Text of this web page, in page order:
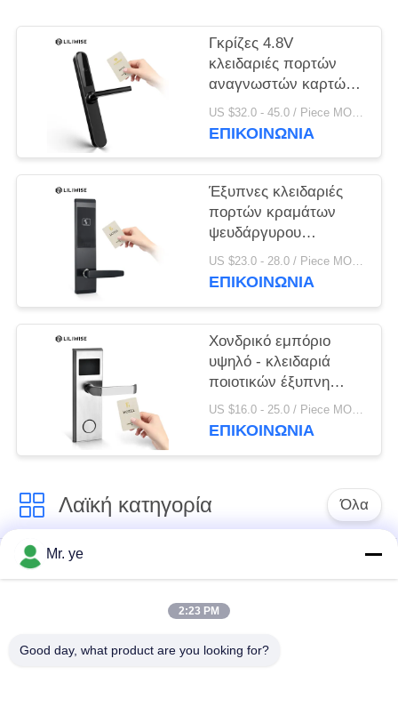
Γκρίζες 4.8V
κλειδαριές πορτών
αναγνωστών καρτών
ξενοδοχείων της FCC US $32.0 - 45.0 / Piece MOQ:PC 1
ΕΠΙΚΟΙΝΩΝΊΑ
Έξυπνες κλειδαριές
πορτών κραμάτων
ψευδάργυρου
ξενοδοχείων εισόδων
Keyless καρτών
US $23.0 - 28.0 / Piece MOQ:1 η/υ
ΕΠΙΚΟΙΝΩΝΊΑ
Χονδρικό εμπόριο
υψηλό - κλειδαριά
ποιοτικών έξυπνη
ψηφιακή ηλεκτρονική
RFID ξενοδοχείων με
US $16.0 - 25.0 / Piece MOQ:1
ΕΠΙΚΟΙΝΩΝΊΑ
Λαϊκή κατηγορία Όλα
Ηλεκτρονικές
αποτυπωμάτων
κλείδωμα θυρών
Κλειδαριά πορτών
Mr. ye
2:23 PM
Good day, what product are you looking for?